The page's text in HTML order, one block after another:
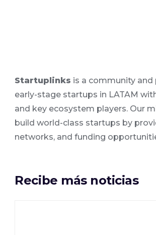
Startuplinks is a community
early-stage startups in LATAM
and key ecosystem players. Our
build world-class startups by
networks, and funding
Recibe más noticias